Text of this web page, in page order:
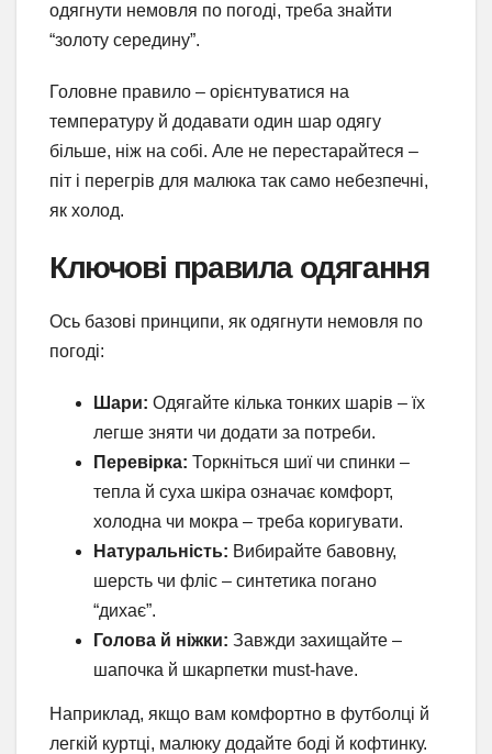
одягнути немовля по погоді, треба знайти
“золоту середину”.
Головне правило – орієнтуватися на
температуру й додавати один шар одягу
більше, ніж на собі. Але не перестарайтеся –
піт і перегрів для малюка так само небезпечні,
як холод.
Ключові правила одягання
Ось базові принципи, як одягнути немовля по
погоді:
Шари: Одягайте кілька тонких шарів – їх
легше зняти чи додати за потреби.
Перевірка: Торкніться шиї чи спинки –
тепла й суха шкіра означає комфорт,
холодна чи мокра – треба коригувати.
Натуральність: Вибирайте бавовну,
шерсть чи фліс – синтетика погано
“дихає”.
Голова й ніжки: Завжди захищайте –
шапочка й шкарпетки must-have.
Наприклад, якщо вам комфортно в футболці й
легкій куртці, малюку додайте боді й кофтинку.